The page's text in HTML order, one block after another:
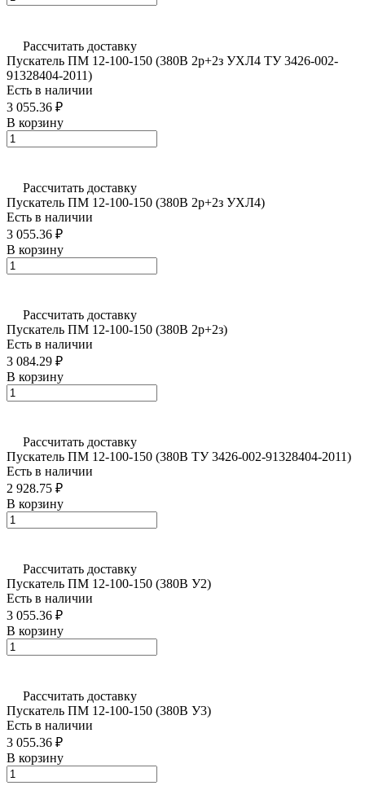
Рассчитать доставку
Пускатель ПМ 12-100-150 (380В 2р+2з УХЛ4 ТУ 3426-002-
91328404-2011)
Есть в наличии
3 055.36 ₽
В корзину
Рассчитать доставку
Пускатель ПМ 12-100-150 (380В 2р+2з УХЛ4)
Есть в наличии
3 055.36 ₽
В корзину
Рассчитать доставку
Пускатель ПМ 12-100-150 (380В 2р+2з)
Есть в наличии
3 084.29 ₽
В корзину
Рассчитать доставку
Пускатель ПМ 12-100-150 (380В ТУ 3426-002-91328404-2011)
Есть в наличии
2 928.75 ₽
В корзину
Рассчитать доставку
Пускатель ПМ 12-100-150 (380В У2)
Есть в наличии
3 055.36 ₽
В корзину
Рассчитать доставку
Пускатель ПМ 12-100-150 (380В У3)
Есть в наличии
3 055.36 ₽
В корзину